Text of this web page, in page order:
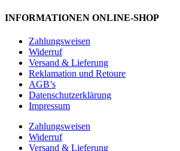
INFORMATIONEN ONLINE-SHOP
Zahlungsweisen
Widerruf
Versand & Lieferung
Reklamation und Retoure
AGB’s
Datenschutzerklärung
Impressum
Zahlungsweisen
Widerruf
Versand & Lieferung